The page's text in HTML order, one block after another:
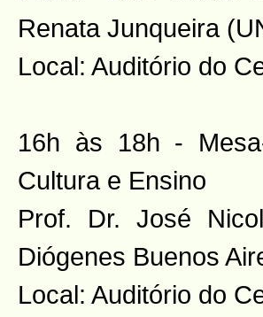
Renata Junqueira
Local: Auditório do
16h às 18h -
Cultura e Ensino
Prof. Dr. José
Diógenes Buenos
Local: Auditório do